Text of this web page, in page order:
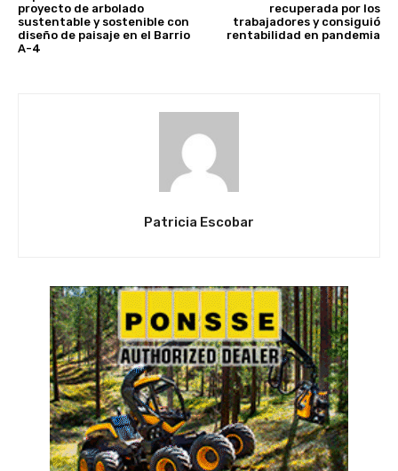
proyecto de arbolado
sustentable y sostenible con
diseño de paisaje en el Barrio
A-4
recuperada por los
trabajadores y consiguió
rentabilidad en pandemia
Patricia Escobar